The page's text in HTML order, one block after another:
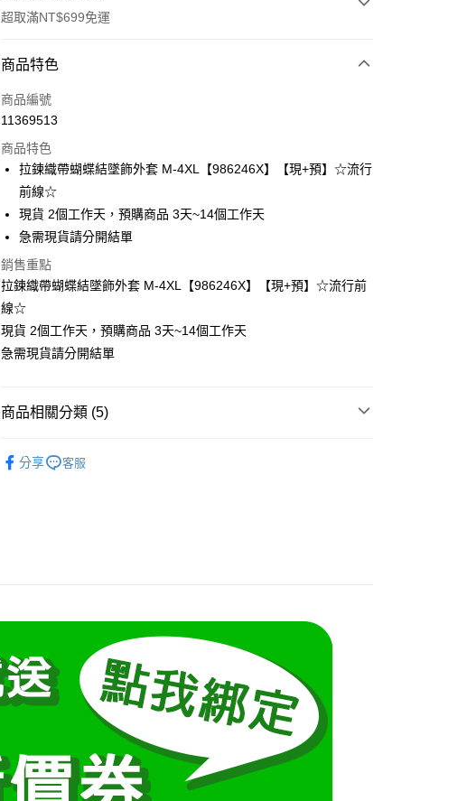
超取滿NT$699免運
付款方式
信用卡一次付款
LINE Pay
Apple Pay
街口支付
悠遊付
全支付
全盈+PAY
相關說明
1.本服務由台灣大哥大提供，台灣大哥大用戶可立即使用無須另外申請。
2.付款方式選擇「大哥付你分期」，訂單成立後會自動跳轉到大哥付的交易
2.透過簡訊連結打開帳單後，可選擇「超商條碼／台灣大直營門市／銀行轉
帳／街口支付／iPASS MONEY」等通路繳費。
【注意事項】
1.本服務係由「台灣大哥大股份有限公司」（以下簡稱本公司）所提供，讓
用戶於交易時，得透過本服務購買商品或服務，並由商店將買賣／分期付
款買賣價金債權讓與本公司後，依約使用本公司帳單繳交帳款。
2.基於同意付款使用「大哥付你分期」之契約關係目的，商店將以您的個人
資料（包含姓名、電話或地址）提供予台灣大哥大進項蒐集、處理及利
用，由本公司與您本人進行分期帳單所需資料之確認、核對及更正。
3.完整用戶服務條款，請詳閱以下連結：
相關說明
１．於結帳方式選擇「AFTEE先享後付」後，將跳轉至「AFTEE先享後
付」結帳頁面，進行簡訊認證並確認金額後，即可完成結帳。
２．訂單成立數日內，您將收到繳費通知簡訊。
３．收到繳費通知簡訊後14天內，點擊此簡訊中的連結，可透過四大超商
／ATM／網路銀行／等多元方式進行付款，方視為交易完成。
※ 請注意：結帳手續完成當下不需立刻繳費，但若您需要取消訂單，請聯
絡購買商品的店家。未經商家同意取消之訂單仍視為有效，需透過AFTEE
先享後付繳納相關費用。
※ 交易是否成功請以「AFTEE先享後付 」之結帳頁面顯示為準，若有關於
是否繳費成功／繳費後需取消欲退款等相關疑問，請聯繫「AFTEE先享後
付客戶支援中心」https://netprotections.freshdesk.com/support/home
每筆NT$80，滿NT$699(含以上)免運費
付款後全家取貨
每筆NT$80，滿NT$699(含以上)免運費
付款後萊爾富取貨
每筆NT$80，滿NT$699(含以上)免運費
商品特色
商品編號
11369513
商品特色
拉鍊織帶蝴蝶結墜飾外套 M-4XL【986246X】【現+預】☆流行
前線☆
現貨 2個工作天，預購商品 3天~14個工作天
急需現貨請分開結單
銷售重點
拉鍊織帶蝴蝶結墜飾外套 M-4XL【986246X】【現+預】☆流行前
線☆
現貨 2個工作天，預購商品 3天~14個工作天
急需現貨請分開結單
商品相關分類 (5)
分享 客服